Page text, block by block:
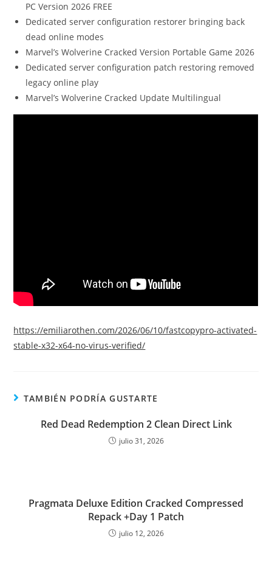
PC Version 2026 FREE
Dedicated server configuration restorer bringing back
dead online modes
Marvel’s Wolverine Cracked Version Portable Game 2026
Dedicated server configuration patch restoring removed
legacy online play
Marvel’s Wolverine Cracked Update Multilingual
https://emiliarothen.com/2026/06/10/fastcopypro-activated-
stable-x32-x64-no-virus-verified/
TAMBIÉN PODRÍA GUSTARTE
Red Dead Redemption 2 Clean Direct Link
julio 31, 2026
Pragmata Deluxe Edition Cracked Compressed
Repack +Day 1 Patch
julio 12, 2026